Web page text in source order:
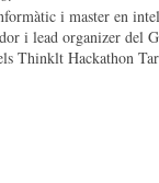
i master en
i lead organizer del
Thinklt Hackathon